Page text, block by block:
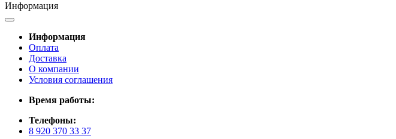
Информация
Информация
Оплата
Доставка
О компании
Условия соглашения
Время работы:
Телефоны:
8 920 370 33 37